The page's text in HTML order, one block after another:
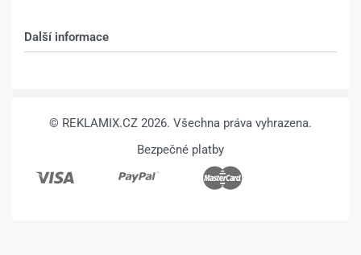
Další informace
© REKLAMIX.CZ 2026. Všechna práva vyhrazena.
Bezpečné platby